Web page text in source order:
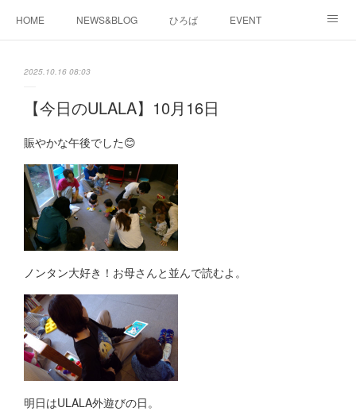
HOME NEWS&BLOG ひろば EVENT
2025.10.16 08:03
【今日のULALA】10月16日
賑やかな午後でした😊
ノンタン大好き！お母さんと並んで読むよ。
明日はULALA外遊びの日。